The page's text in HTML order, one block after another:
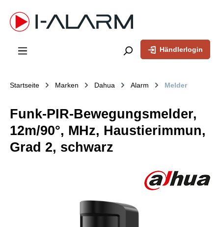
springen
Händlerlogin
Startseite Marken Dahua Alarm Melder
Funk-PIR-Bewegungsmelder,
12m/90°, MHz, Haustierimmun,
Grad 2, schwarz